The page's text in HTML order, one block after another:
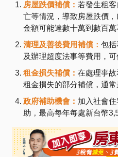
房屋跌價補償： 若發生租
亡等情況，導致房屋跌價
金額可能達數十萬到數百萬
清理及善後費用補償： 包括
及辦理超度法事等費用，可
租金損失補償： 在處理事
租金損失的部分補償，通常
政府補助機會： 加入社會
助，最高每年每處新台幣